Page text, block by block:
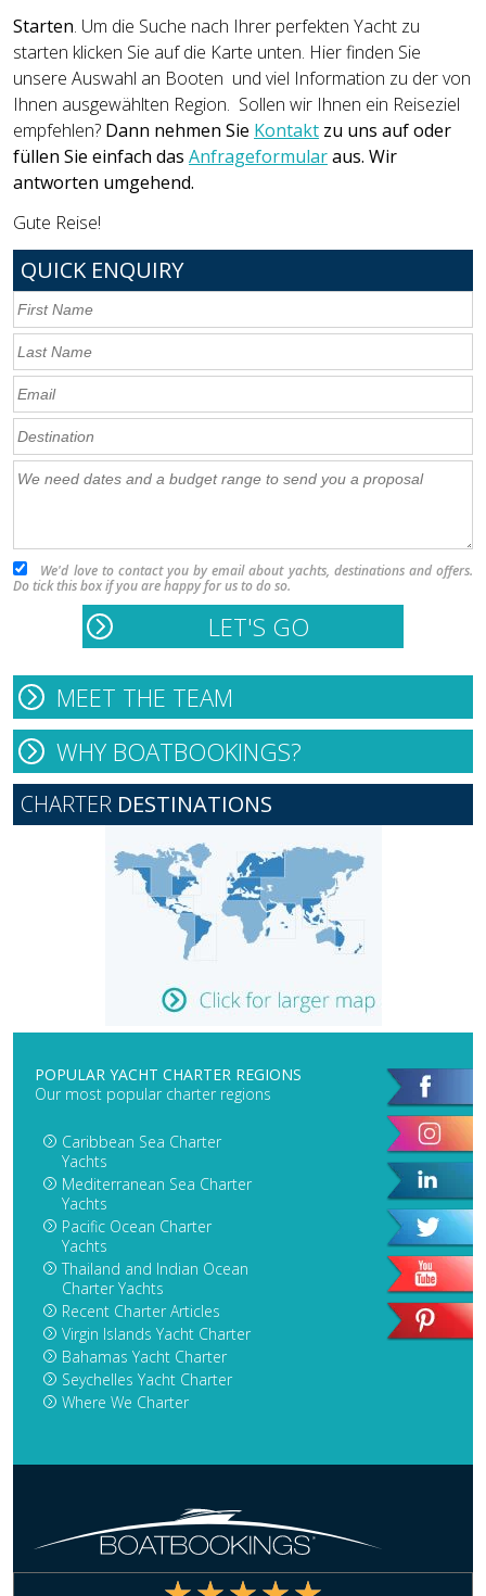
Starten. Um die Suche nach Ihrer perfekten Yacht zu
starten klicken Sie auf die Karte unten. Hier finden Sie
unsere Auswahl an Booten und viel Information zu der von
Ihnen ausgewählten Region. Sollen wir Ihnen ein Reiseziel
empfehlen? Dann nehmen Sie Kontakt zu uns auf oder
füllen Sie einfach das Anfrageformularaus. Wir
antworten umgehend.
Gute Reise!
QUICK ENQUIRY
We'd love to contact you by email about yachts, destinations and offers.
Do tick this box if you are happy for us to do so.
MEET THE TEAM
WHY BOATBOOKINGS?
CHARTER DESTINATIONS
POPULAR YACHT CHARTER REGIONS
Our most popular charter regions
Caribbean Sea Charter
Yachts
Mediterranean Sea Charter
Yachts
Pacific Ocean Charter
Yachts
Thailand and Indian Ocean
Charter Yachts
Recent Charter Articles
Virgin Islands Yacht Charter
Bahamas Yacht Charter
Seychelles Yacht Charter
Where We Charter